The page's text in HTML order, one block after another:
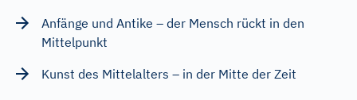
Anfänge und Antike – der Mensch rückt in den
Mittelpunkt
Kunst des Mittelalters – in der Mitte der Zeit